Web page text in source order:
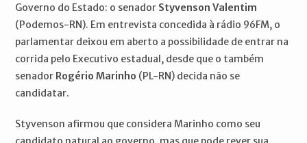
Governo do Estado: o senador Styvenson Valentim
(Podemos-RN). Em entrevista concedida à rádio 96FM, o
parlamentar deixou em aberto a possibilidade de entrar na
corrida pelo Executivo estadual, desde que o também
senador Rogério Marinho (PL-RN) decida não se
candidatar.
Styvenson afirmou que considera Marinho como seu